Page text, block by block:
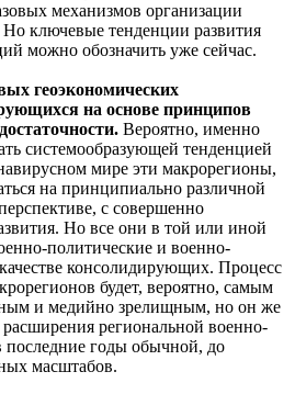
механизмов организации
Но ключевые тенденции развития
можно обозначить уже сейчас.
геоэкономических
на основе принципов
Вероятно, именно
системообразующей тенденцией
мире эти макрорегионы,
на принципиально различной
с совершенно
Но все они в той или иной
политические и военно-
консолидирующих. Процесс
будет, вероятно, самым
и медийно зрелищным, но он же
региональной военно-
годы обычной, до
масштабов.